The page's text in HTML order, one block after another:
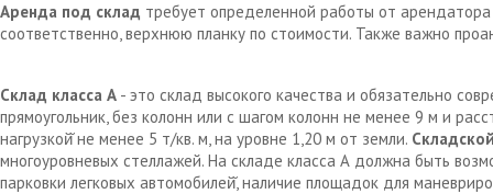
Аренда под склад требует определенной работы от
соответственно, верхнюю планку по стоимости. Также важно
Склад класса А - это склад высокого качества и обязательно
прямоугольник, без колонн или с шагом колонн не менее 9 м и
нагрузкой̆ не менее 5 т/кв. м, на уровне 1,20 м от земли.
многоуровневых стеллажей. На складе класса А должна быть
парковки легковых автомобилей̆, наличие площадок для